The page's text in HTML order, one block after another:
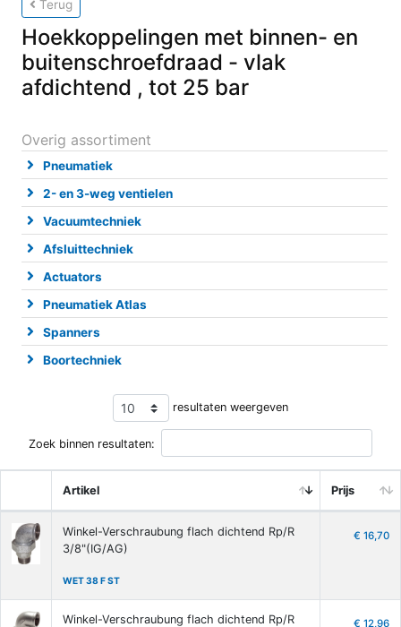
Terug
Hoekkoppelingen met binnen- en
buitenschroefdraad - vlak
afdichtend , tot 25 bar
Overig assortiment
Pneumatiek
2- en 3-weg ventielen
Vacuumtechniek
Afsluittechniek
Actuators
Pneumatiek Atlas
Spanners
Boortechniek
resultaten weergeven
Zoek binnen resultaten:
Artikel Prijs
Winkel-Verschraubung flach dichtend Rp/R
3/8"(IG/AG)
WET 38 F ST
€ 16,70
Winkel-Verschraubung flach dichtend Rp/R
€ 12,96